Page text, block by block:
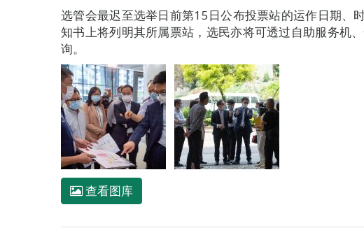
选管会最迟至选举日前第15日公布投票站的运作日期、
知书上将列明其所属票站，选民亦将可透过自助服务机
询。
查看图库